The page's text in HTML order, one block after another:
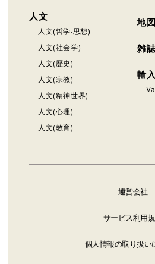
人文
人文(哲学·思想)
人文(社会学)
人文(歴史)
人文(宗教)
人文(精神世界)
人文(心理)
人文(教育)
地
雑
輸
運営会社
サービス利用
個人情報の取り扱い